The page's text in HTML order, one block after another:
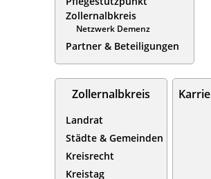
Zollernalbkreis
Netzwerk Demenz
Partner & Beteiligungen
Zollernalbkreis
Landrat
Städte & Gemeinden
Kreisrecht
Kreistag